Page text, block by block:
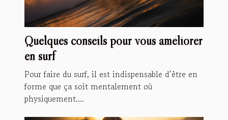
Quelques conseils pour vous améliorer
en surf
Pour faire du surf, il est indispensable d’être en
forme que ça soit mentalement où
physiquement....